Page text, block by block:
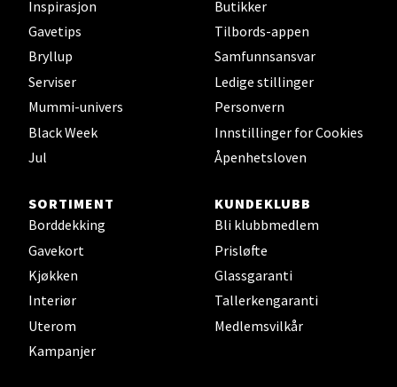
Inspirasjon
Gavetips
Bryllup
Serviser
Mummi-univers
Black Week
Jul
Butikker
Tilbords-appen
Samfunnsansvar
Ledige stillinger
Personvern
Innstillinger for Cookies
Åpenhetsloven
SORTIMENT
Borddekking
Gavekort
Kjøkken
Interiør
Uterom
Kampanjer
KUNDEKLUBB
Bli klubbmedlem
Prisløfte
Glassgaranti
Tallerkengaranti
Medlemsvilkår
Åpent i dag 10-17
Vitaminveien 7 - 9, 0485 Oslo
Åpent i dag 10-21
0 i butikk